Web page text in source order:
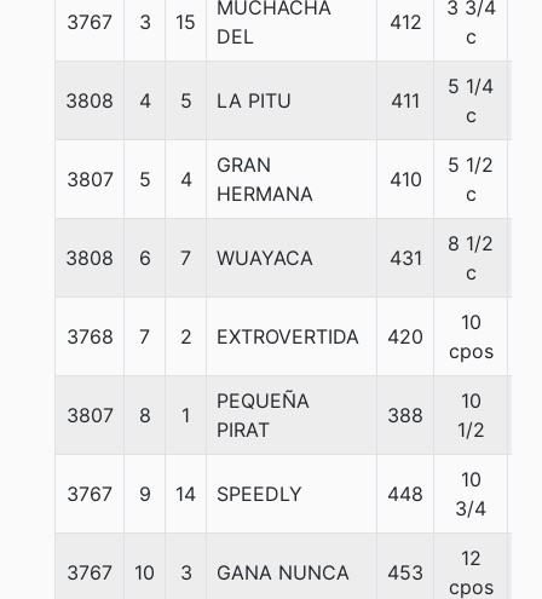
3767 3 15
MUCHACHA
DEL
412
3 3/4
c
3808 4 5 LA PITU 411
5 1/4
c
3807 5 4
GRAN
HERMANA
410
5 1/2
c
3808 6 7 WUAYACA 431
8 1/2
c
3768 7 2 EXTROVERTIDA 420
10
cpos
3807 8 1
PEQUEÑA
PIRAT
388
10
1/2
3767 9 14 SPEEDLY 448
10
3/4
3767 10 3 GANA NUNCA 453
12
cpos